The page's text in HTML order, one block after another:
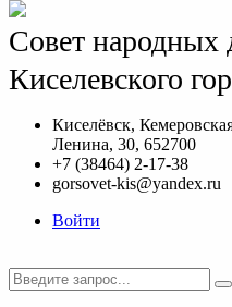
Совет народных
Киселевского
Киселёвск,
Ленина, 30, 652700
+7 (38464) 2-17-38
gorsovet-kis@yandex.ru
Войти